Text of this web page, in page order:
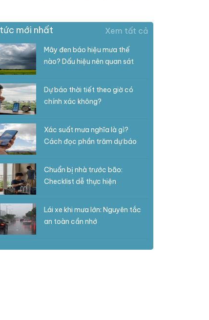
mới nhất Xem tất cả
Mây đen báo hiệu mưa thế
nào? Dấu hiệu nên quan sát
Dự báo thời tiết theo giờ có
chính xác không?
Xác suất mưa nghĩa là gì?
Cách đọc phần trăm dự báo
Chuẩn bị nhà trước bão:
Checklist dễ thực hiện
Lái xe khi mưa lớn: Nguyên tắc
an toàn cần nhớ